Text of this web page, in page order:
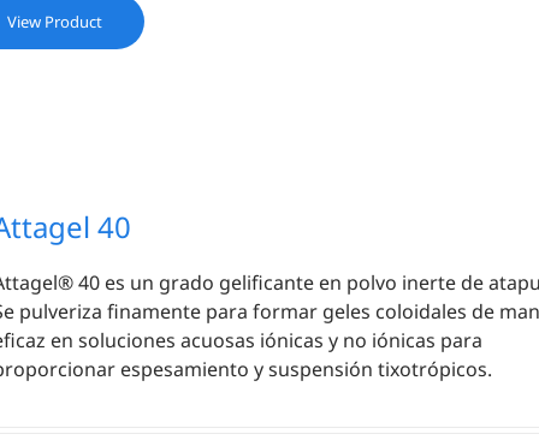
View Product
40
40 es un grado gelificante en polvo inerte de
pulveriza finamente para formar geles coloidales de
en soluciones acuosas iónicas y no iónicas para
espesamiento y suspensión tixotrópicos.